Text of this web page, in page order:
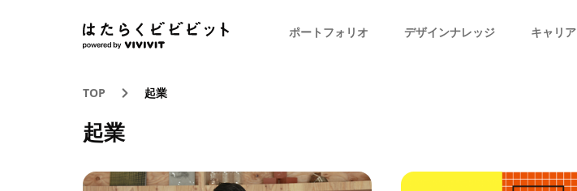
ポートフォリオ デザインナレッジ キャリア
TOP 起業
起業